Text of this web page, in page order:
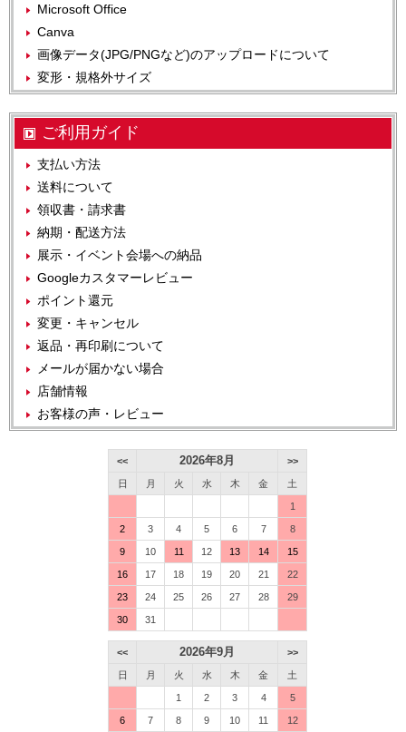
Microsoft Office
Canva
画像データ(JPG/PNGなど)のアップロードについて
変形・規格外サイズ
ご利用ガイド
支払い方法
送料について
領収書・請求書
納期・配送方法
展示・イベント会場への納品
Googleカスタマーレビュー
ポイント還元
変更・キャンセル
返品・再印刷について
メールが届かない場合
店舗情報
お客様の声・レビュー
<< 2026年8月 >>
日 月 火 水 木 金 土
1
2 3 4 5 6 7 8
9 10 11 12 13 14 15
16 17 18 19 20 21 22
23 24 25 26 27 28 29
30 31
<< 2026年9月 >>
日 月 火 水 木 金 土
1 2 3 4 5
6 7 8 9 10 11 12